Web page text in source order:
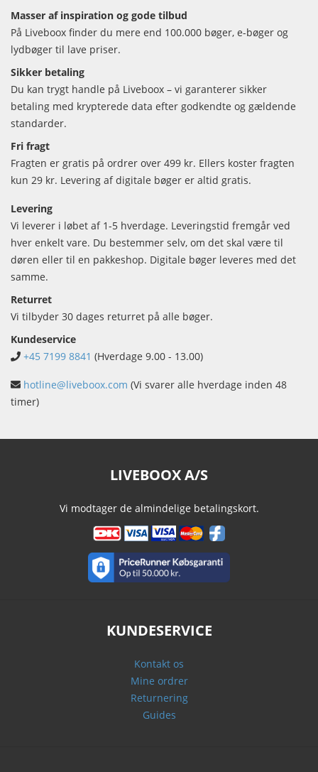
Masser af inspiration og gode tilbud
På Liveboox finder du mere end 100.000 bøger, e-bøger og
lydbøger til lave priser.
Sikker betaling
Du kan trygt handle på Liveboox – vi garanterer sikker
betaling med krypterede data efter godkendte og gældende
standarder.
Fri fragt
Fragten er gratis på ordrer over 499 kr. Ellers koster fragten
kun 29 kr. Levering af digitale bøger er altid gratis.
Levering
Vi leverer i løbet af 1-5 hverdage. Leveringstid fremgår ved
hver enkelt vare. Du bestemmer selv, om det skal være til
døren eller til en pakkeshop. Digitale bøger leveres med det
samme.
Returret
Vi tilbyder 30 dages returret på alle bøger.
Kundeservice
+45 7199 8841 (Hverdage 9.00 - 13.00)
hotline@liveboox.com (Vi svarer alle hverdage inden 48
timer)
LIVEBOOX A/S
Vi modtager de almindelige betalingskort.
KUNDESERVICE
Kontakt os
Mine ordrer
Returnering
Guides